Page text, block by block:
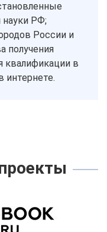
науки РФ;
России и
получения
квалификации в